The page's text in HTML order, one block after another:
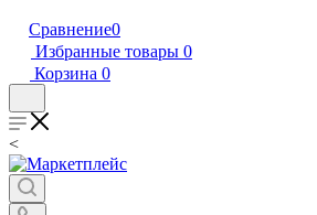
Сравнение0
Избранные товары 0
Корзина 0
<